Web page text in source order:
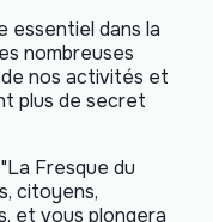
essentiel dans la
nombreuses
de nos activités et
plus de secret
Fresque du
citoyens,
et vous plongera